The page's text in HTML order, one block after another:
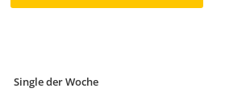
Single der Woche